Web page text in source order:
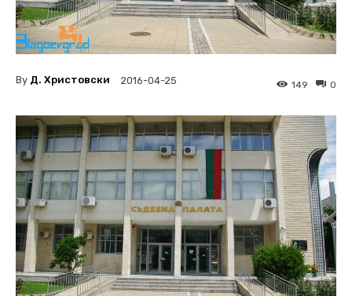
By Д. Христовски 2016-04-25 0
149